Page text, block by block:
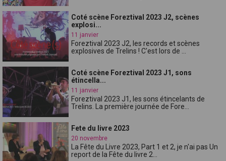
Coté scène Foreztival 2023 J2, scènes
explosi...
11 janvier
Foreztival 2023 J2, les records et scènes
explosives de Trelins ! C'est lors de ...
Coté scène Foreztival 2023 J1, sons
étincella...
11 janvier
Foreztival 2023 J1, les sons étincelants de
Trelins. La première journée de Fore...
Fete du livre 2023
20 novembre
La Fête du Livre 2023, Part 1 et 2, je n'ai pas Un
report de la Fête du livre 2...